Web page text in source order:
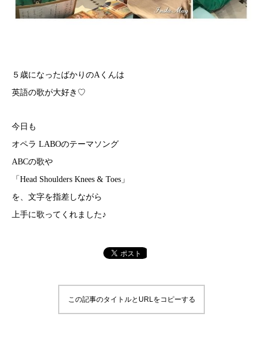
５歳になったばかりのAくんは
英語の歌が大好き♡
今日も
オペラ LABOのテーマソング
ABCの歌や
「Head Shoulders Knees & Toes」
を、文字を指差しながら
上手に歌ってくれました♪
この記事のタイトルとURLをコピーする